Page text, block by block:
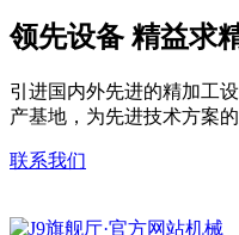
领先设备 精益求
引进国内外先进的精加工
产基地，为先进技术方案
联系我们